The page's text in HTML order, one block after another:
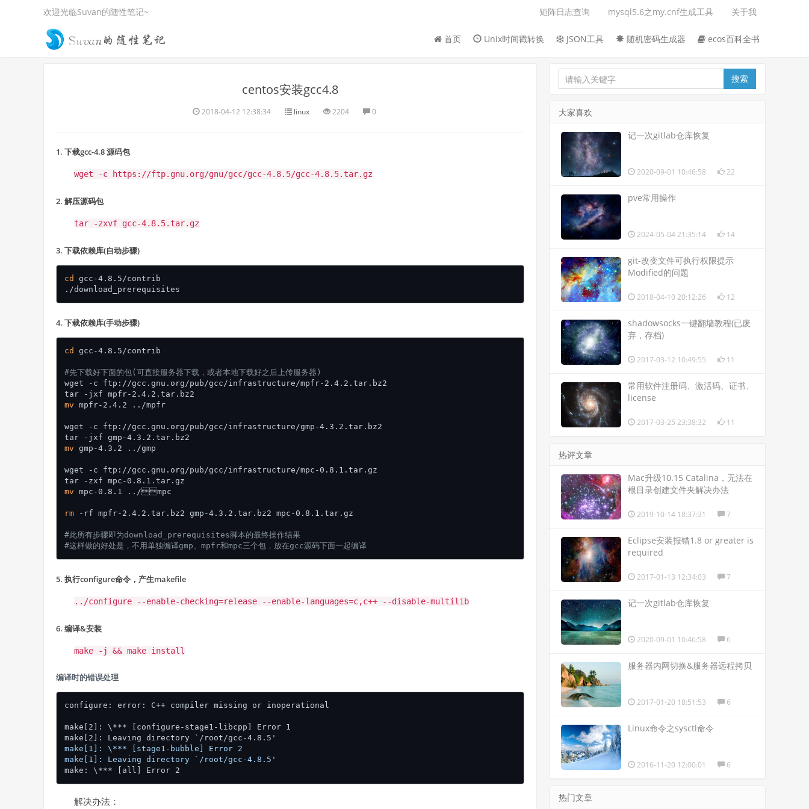
矩阵日志查询 mysql5.6之my.cnf生成工具 关于我
欢迎光临Suvan的随性笔记~
首页 Unix时间戳转换 JSON工具 随机密码生成器 ecos百科全书
centos安装gcc4.8
2018-04-12 12:38:34 linux 2204 0
1. 下载gcc-4.8 源码包
wget -c https://ftp.gnu.org/gnu/gcc/gcc-4.8.5/gcc-4.8.5.tar.gz
2. 解压源码包
tar -zxvf gcc-4.8.5.tar.gz
3. 下载依赖库(自动步骤)
cd
gcc-4.8.5/contrib
4. 下载依赖库(手动步骤)
cd gcc-4.8.5/contrib
#先下载好下面的包(可直接服务器下载，或者本地下载好之后上传服务器)
wget -c ftp://gcc.gnu.org/pub/gcc/infrastructure/mpfr-2.4.2.tar.bz2
mv mpfr-2.4.2 ../mpfr
wget -c ftp://gcc.gnu.org/pub/gcc/infrastructure/gmp-4.3.2.tar.bz2
mv gmp-4.3.2 ../gmp
wget -c ftp://gcc.gnu.org/pub/gcc/infrastructure/mpc-0.8.1.tar.gz
mv mpc-0.8.1 ../mpc
rm -rf mpfr-2.4.2.tar.bz2 gmp-4.3.2.tar.bz2 mpc-0.8.1.tar.gz
#此所有步骤即为download_prerequisites脚本的最终操作结果
#这样做的好处是，不用单独编译gmp、mpfr和mpc三个包，放在gcc源码下面一起编译
5. 执行configure命令，产生makefile
../configure --enable-checking=release --enable-languages=c,c++ --disable-multilib
6. 编译&安装
make -j && make install
编译时的错误处理
configure: error: C++ compiler missing or inoperational
make[2]: \*** [configure-stage1-libcpp] Error 1
make[2]: Leaving directory `/root/gcc-4.8.5 '
make[1]: \*** [stage1-bubble] Error 2
make[1]: Leaving directory `/root/gcc-4.8.5'
解决办法：
大家喜欢
记一次gitlab仓库恢复
2020-09-01 10:46:58 22
pve常用操作
2024-05-04 21:35:14 14
git-改变文件可执行权限提示
Modified的问题
2018-04-10 20:12:26 12
shadowsocks一键翻墙教程(已废
弃，存档)
2017-03-12 10:49:55 11
常用软件注册码、激活码、证书、
license
2017-03-25 23:38:32 11
热评文章
Mac升级10.15 Catalina，无法在
根目录创建文件夹解决办法
2019-10-14 18:37:31 7
Eclipse安装报错1.8 or greater is
required
2017-01-13 12:34:03 7
记一次gitlab仓库恢复
2020-09-01 10:46:58 6
服务器内网切换&服务器远程拷贝
2017-01-20 18:51:53 6
Linux命令之sysctl命令
2016-11-20 12:00:01 6
热门文章